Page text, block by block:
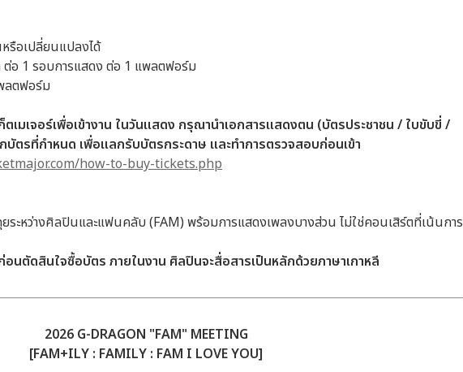
รือเปลี่ยนแปลงได้
ต่อ 1 รอบการแสดง ต่อ 1 แพลตฟอร์ม
ลตฟอร์ม
เมเจอร์เพื่อเข้างาน ในวันแสดง กรุณานำเอกสารแสดงตน (บัตรประชาชน / ใบขับขี่ /
ตรที่กำหนด เพื่อแลกรับบัตรกระดาษ และทำการตรวจสอบก่อนเข้า
how-to-buy-tickets.php
ะหว่างศิลปินและแฟนคลับ (FAM) พร้อมการแสดงเพลงบางส่วน ไม่ใช่คอนเสิร์ตที่เน้นการ
อนตัดสินใจซื้อบัตร ภายในงาน ศิลปินจะสื่อสารเป็นหลักด้วยภาษาเกาหลี
2026 G-DRAGON "FAM" MEETING
[FAM+ILY : FAMILY : FAM I LOVE YOU]